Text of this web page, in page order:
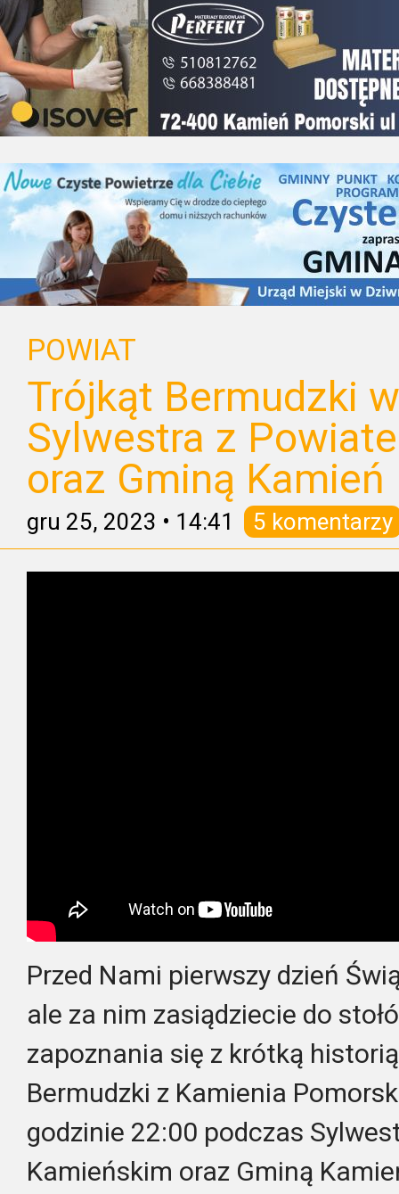
POWIAT
Trójkąt Bermudzki
Sylwestra z
oraz Gminą
gru 25, 2023 • 14:41 5 komentarzy
Przed Nami pierwszy dzień
ale za nim zasiądziecie do
zapoznania się z krótką
Bermudzki z Kamienia
godzinie 22:00 podczas
Kamieńskim oraz Gminą